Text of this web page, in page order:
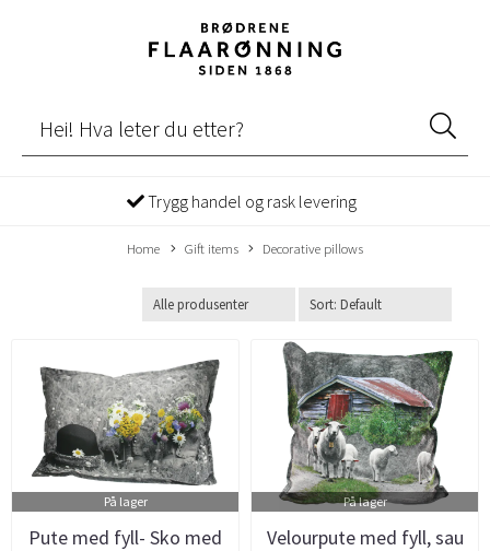
Trygg handel og rask levering
Home Gift items Decorative pillows
På lager
Pute med fyll- Sko med
På lager
Velourpute med fyll, sau